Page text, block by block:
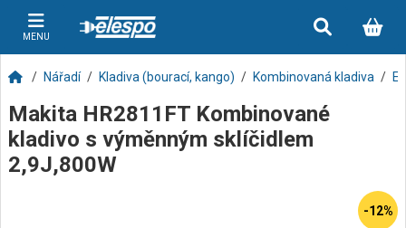
MENU
Nářadí Kladiva (bourací, kango) Kombinovaná kladiva
Makita HR2811FT Kombinované
kladivo s výměnným sklíčidlem
2,9J,800W
-12%